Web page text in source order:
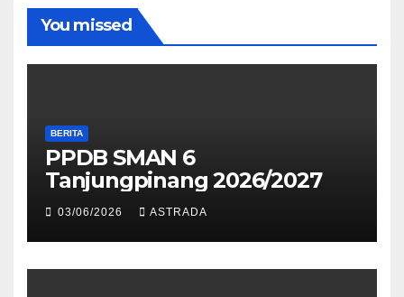
You missed
BERITA
PPDB SMAN 6
Tanjungpinang 2026/2027
03/06/2026 ASTRADA